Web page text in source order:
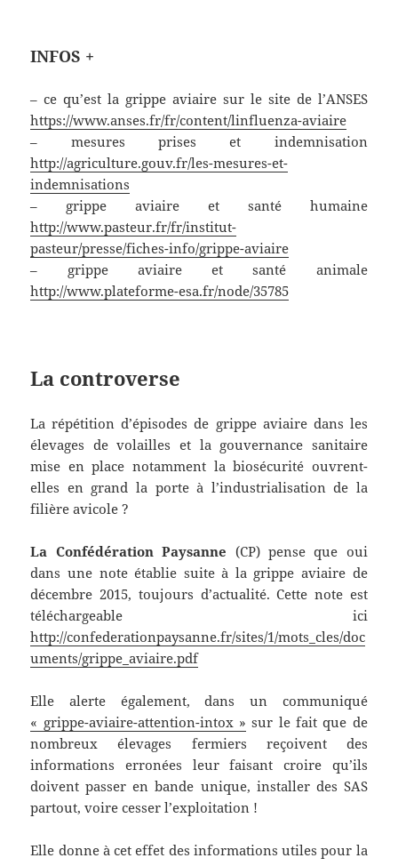
INFOS +
– ce qu’est la grippe aviaire sur le site de l’ANSES
https://www.anses.fr/fr/content/linfluenza-aviaire
– mesures prises et indemnisation
http://agriculture.gouv.fr/les-mesures-et-
indemnisations
– grippe aviaire et santé humaine
http://www.pasteur.fr/fr/institut-
pasteur/presse/fiches-info/grippe-aviaire
– grippe aviaire et santé animale
http://www.plateforme-esa.fr/node/35785
La controverse
La répétition d’épisodes de grippe aviaire dans les
élevages de volailles et la gouvernance sanitaire
mise en place notamment la biosécurité ouvrent-
elles en grand la porte à l’industrialisation de la
filière avicole ?
La Confédération Paysanne (CP) pense que oui
dans une note établie suite à la grippe aviaire de
décembre 2015, toujours d’actualité. Cette note est
téléchargeable ici
http://confederationpaysanne.fr/sites/1/mots_cles/doc
uments/grippe_aviaire.pdf
Elle alerte également, dans un communiqué
« grippe-aviaire-attention-intox » sur le fait que de
nombreux élevages fermiers reçoivent des
informations erronées leur faisant croire qu’ils
doivent passer en bande unique, installer des SAS
partout, voire cesser l’exploitation !
Elle donne à cet effet des informations utiles pour la